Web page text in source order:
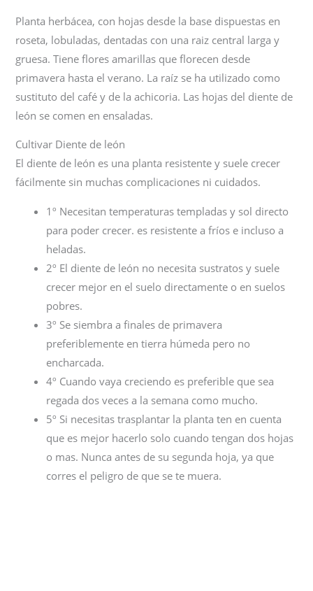
Planta herbácea, con hojas desde la base dispuestas en
roseta, lobuladas, dentadas con una raiz central larga y
gruesa. Tiene flores amarillas que florecen desde
primavera hasta el verano. La raíz se ha utilizado como
sustituto del café y de la achicoria. Las hojas del diente de
león se comen en ensaladas.
Cultivar Diente de león
El diente de león es una planta resistente y suele crecer
fácilmente sin muchas complicaciones ni cuidados.
1º Necesitan temperaturas templadas y sol directo
para poder crecer. es resistente a fríos e incluso a
heladas.
2º El diente de león no necesita sustratos y suele
crecer mejor en el suelo directamente o en suelos
pobres.
3º Se siembra a finales de primavera
preferiblemente en tierra húmeda pero no
encharcada.
4º Cuando vaya creciendo es preferible que sea
regada dos veces a la semana como mucho.
5º Si necesitas trasplantar la planta ten en cuenta
que es mejor hacerlo solo cuando tengan dos hojas
o mas. Nunca antes de su segunda hoja, ya que
corres el peligro de que se te muera.